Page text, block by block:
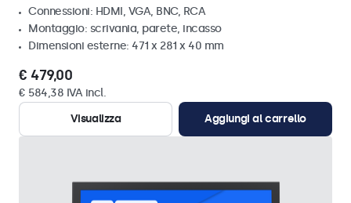
Connessioni: HDMI, VGA, BNC, RCA
Montaggio: scrivania, parete, incasso
Dimensioni esterne: 471 x 281 x 40 mm
€ 479,00
€ 584,38 IVA incl.
Visualizza
Aggiungi al carrello